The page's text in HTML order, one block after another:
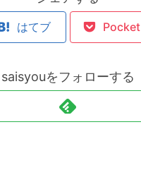
はてブ Pocket
saisyouをフォローする